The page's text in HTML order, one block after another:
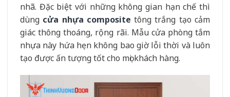
nhã. Đặc biệt với những không gian hạn chế thì
dùng cửa nhựa composite tông trắng tạo cảm
giác thông thoáng, rộng rãi. Mẫu cửa phòng tắm
nhựa này hứa hẹn không bao giờ lỗi thời và luôn
tạo được ấn tượng tốt cho mọi khách hàng.